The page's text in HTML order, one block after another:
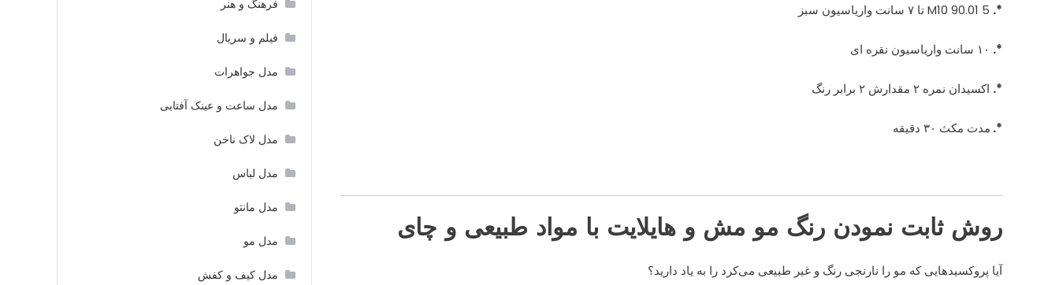
*.
*.
*. اکسیدان نمره ۲ مقدارش ۲ برابر رنگ
*. مدت مکث ۳۰ دقیقه
روش ثابت نمودن رنگ مو مش و هایلایت با مواد طبیعی و چای
آیا پروکسیدهایی که مو را نارنجی رنگ و غیر طبیعی می‌کرد را به یاد دارید؟
فرهنگ و هنر
فیلم و سریال
مدل جواهرات
مدل ساعت و عینک آفتابی
مدل لاک ناخن
مدل لباس
مدل مانتو
مدل مو
مدل کیف و کفش